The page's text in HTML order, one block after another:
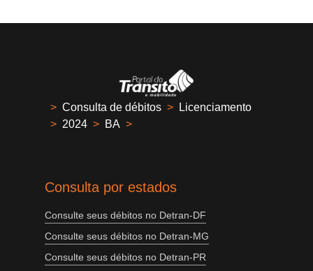
> Consulta de débitos >
Licenciamento
> 2024 > BA >
Consulta por estados
Consulte seus débitos no Detran-DF
Consulte seus débitos no Detran-MG
Consulte seus débitos no Detran-PR